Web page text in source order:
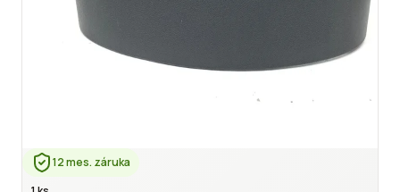
12 mes. záruka